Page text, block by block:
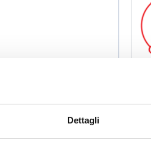
Dettagli